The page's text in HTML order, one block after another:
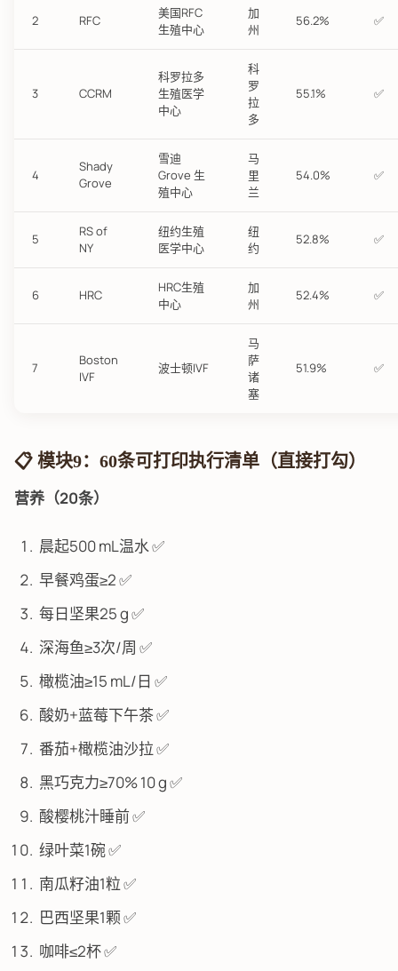
2 RFC
美国RFC
生殖中心
加
州
56.2% ✅
3 CCRM
科罗拉多
生殖医学
中心
科
罗
拉
多
55.1% ✅
4
Shady
Grove
雪迪
Grove 生
殖中心
马
里
兰
54.0% ✅
5
RS of
NY
纽约生殖
医学中心
纽
约
52.8% ✅
6 HRC
HRC生殖
中心
加
州
52.4% ✅
7
Boston
IVF
波士顿IVF
马
萨
诸
塞
51.9% ✅
📋 模块9：60条可打印执行清单（直接打勾）
营养（20条）
晨起500 mL温水 ✅
早餐鸡蛋≥2 ✅
每日坚果25 g ✅
深海鱼≥3次/周 ✅
橄榄油≥15 mL/日 ✅
酸奶+蓝莓下午茶 ✅
番茄+橄榄油沙拉 ✅
黑巧克力≥70% 10 g ✅
酸樱桃汁睡前 ✅
绿叶菜1碗 ✅
南瓜籽油1粒 ✅
巴西坚果1颗 ✅
咖啡≤2杯 ✅